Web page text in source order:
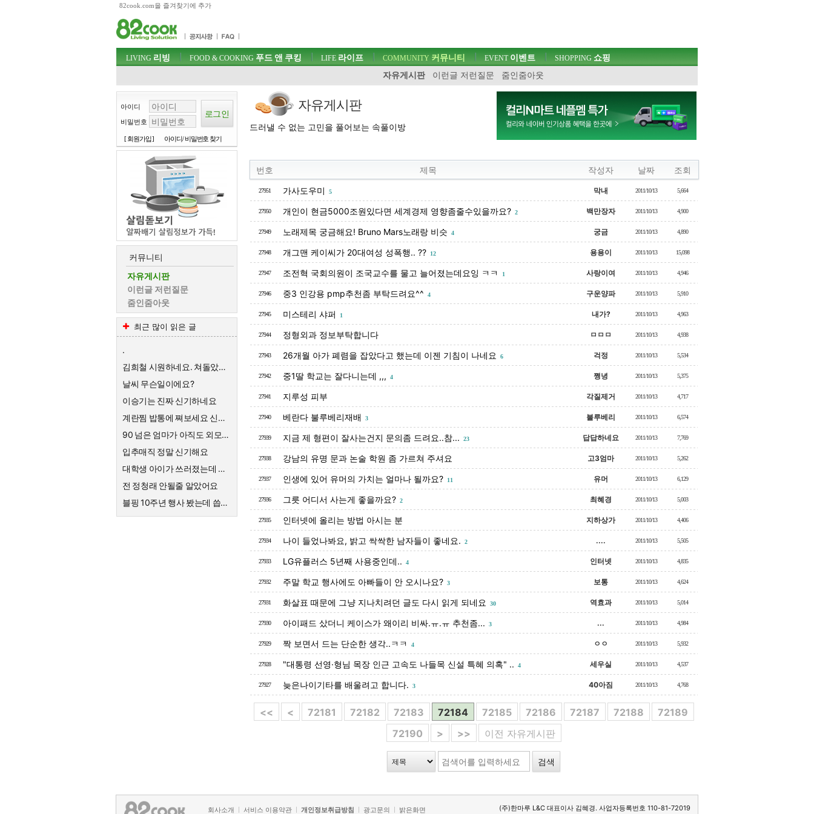
82cook.com을 즐겨찾기에 추가
주메뉴 바로가기
컨텐츠 바로가기
검색 바로가기
로그인 바로가기
주메뉴
LIVING 리빙 FOOD & COOKING 푸드 앤 쿠킹 LIFE 라이프 COMMUNITY 커뮤니티
자유게시판
이런글 저런질문 줌인줌아웃
EVENT이벤트 SHOPPING 쇼핑
아이디
비밀번호
[ 회원가입 ] 아이디/ 비밀번호 찾기
커뮤니티
자유게시판
이런글 저런질문
줌인줌아웃
최근 많이 읽은 글
.
김희철 시원하네요. 쳐돌았네 ㅋㅋ
날씨 무슨일이에요?
이승기는 진짜 신기하네요
계란찜 밥통에 쪄보세요 신세계가 펼쳐집니다
90 넘은 엄마가 아직도 외모에 관심이 많아요
입추매직 정말 신기해요
대학생 아이가 쓰러졌는데 갑자기 말을 못해요
전 정청래 안될줄 알았어요
블핑 10주년 행사 봤는데 씁쓸하네요
자유게시판
드러낼 수 없는 고민을 풀어보는 속풀이방
번호 제목 작성자 날짜 조회
27951 가사도우미 5 막내 2011/10/13 5,664
27950 개인이 현금5000조원있다면 세계경제 영향좀줄수있을까요? 2 백만장자 2011/10/13 4,900
27949 노래제목 궁금해요! Bruno Mars노래랑 비슷 4 궁금 2011/10/13 4,890
27948 개그맨 케이씨가 20대여성 성폭행.. ?? 12 용용이 2011/10/13 15,098
27947 조전혁 국회의원이 조국교수를 물고 늘어졌는데요잉 ㅋㅋ 1 사랑이여 2011/10/13 4,946
27946 중3 인강용 pmp추천좀 부탁드려요^^ 4 구운양파 2011/10/13 5,910
27945 미스테리 샤퍼 1 내가? 2011/10/13 4,963
27944 정형외과 정보부탁합니다 ㅁㅁㅁ 2011/10/13 4,938
27943 26개월 아가 폐렴을 잡았다고 했는데 이젠 기침이 나네요 6 걱정 2011/10/13 5,534
27942 중1딸 학교는 잘다니는데 ,,, 4 쪙녕 2011/10/13 5,375
27941 지루성 피부 각질제거 2011/10/13 4,717
27940 베란다 불루베리재배 3 불루베리 2011/10/13 6,574
27939 지금 제 형편이 잘사는건지 문의좀 드려요..참... 23 답답하네요 2011/10/13 7,769
27938 강남의 유명 문과 논술 학원 좀 가르쳐 주셔요 고3엄마 2011/10/13 5,262
27937 인생에 있어 유머의 가치는 얼마나 될까요? 11 유머 2011/10/13 6,129
27936 그릇 어디서 사는게 좋을까요? 2 최혜경 2011/10/13 5,003
27935 인터넷에 올리는 방법 아시는 분 지하상가 2011/10/13 4,406
27934 나이 들었나봐요, 밝고 싹싹한 남자들이 좋네요. 2 .... 2011/10/13 5,505
27933 LG유플러스 5년째 사용중인데.. 4 인터넷 2011/10/13 4,835
27932 주말 학교 행사에도 아빠들이 안 오시나요? 3 보통 2011/10/13 4,624
27931 화살표 때문에 그냥 지나치려던 글도 다시 읽게 되네요 30 역효과 2011/10/13 5,014
27930 아이패드 샀더니 케이스가 왜이리 비싸.ㅠ.ㅠ 추천좀... 3 ... 2011/10/13 4,984
27929 짝 보면서 드는 단순한 생각..ㅋㅋ 4 ㅇㅇ 2011/10/13 5,932
27928 "대통령 선영·형님 목장 인근 고속도 나들목 신설 특혜 의혹" .. 4 세우실 2011/10/13 4,537
27927 늦은나이기타를 배울려고 합니다. 3 40아짐 2011/10/13 4,768
<< < 72181 72182 72183 72184 72185 72186 72187 72188
72189
72190
> >> 이전 자유게시판
회사소개 서비스 이용약관 개인정보취급방침 광고문의 밝은화면 (주)한마루 L&C 대표이사 김혜경. 사업자등록번호 110-81-72019